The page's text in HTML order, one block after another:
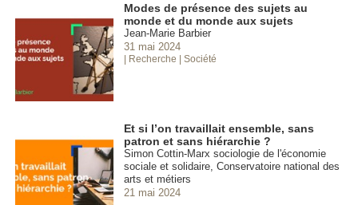
Modes de présence des sujets au
monde et du monde aux sujets
Jean-Marie Barbier
31 mai 2024
| Recherche | Société
Et si l’on travaillait ensemble, sans
patron et sans hiérarchie ?
Simon Cottin-Marx sociologie de l'économie
sociale et solidaire, Conservatoire national des
arts et métiers
21 mai 2024